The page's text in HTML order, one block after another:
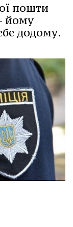
пошти
йому
додому.